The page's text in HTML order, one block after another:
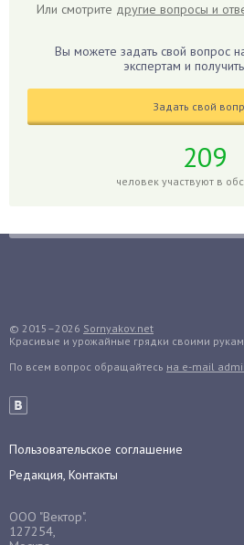
Гиацинт
Гладиолусы
Гранат
Грядки
Гуава
Декабрист
Дельфиниум
Денежное дерево
Или смотрите другие вопросы и
Вы можете задать свой вопрос
экспертам и
Задать свой
209
человек участвуют в
© 2015–2026 Sornyakov.net
Красивые и урожайные грядки своими
По всем вопрос обращайтесь на e-mail
Пользовательское соглашение
Редакция, Контакты
ООО "Вектор".
127254,